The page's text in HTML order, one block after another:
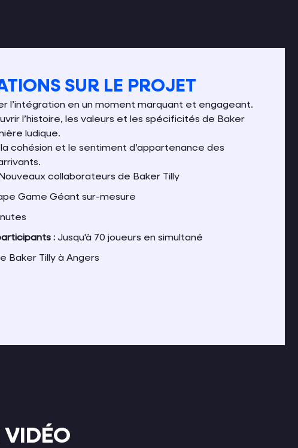
SUR LE PROJET
l’intégration en un moment marquant et engageant.
l’histoire, les valeurs et les spécificités de Baker
ludique.
cohésion et le sentiment d’appartenance des
Nouveaux collaborateurs de Baker Tilly
Game Géant sur-mesure
: Jusqu'à 70 joueurs en simultané
Baker Tilly à Angers
VIDÉO